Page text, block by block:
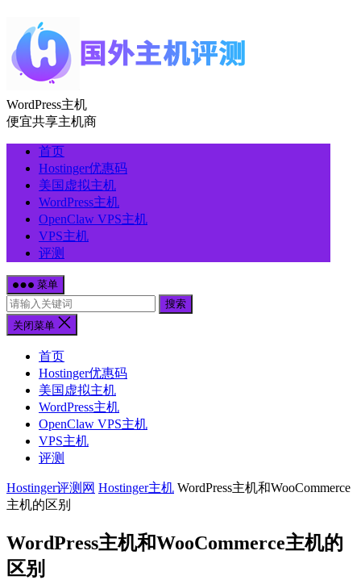
WordPress主机
便宜共享主机商
首页
Hostinger优惠码
美国虚拟主机
WordPress主机
OpenClaw VPS主机
VPS主机
评测
菜单
搜索
关闭菜单
首页
Hostinger优惠码
美国虚拟主机
WordPress主机
OpenClaw VPS主机
VPS主机
评测
Hostinger评测网 Hostinger主机 WordPress主机和WooCommerce
主机的区别
WordPress主机和WooCommerce主机的
区别